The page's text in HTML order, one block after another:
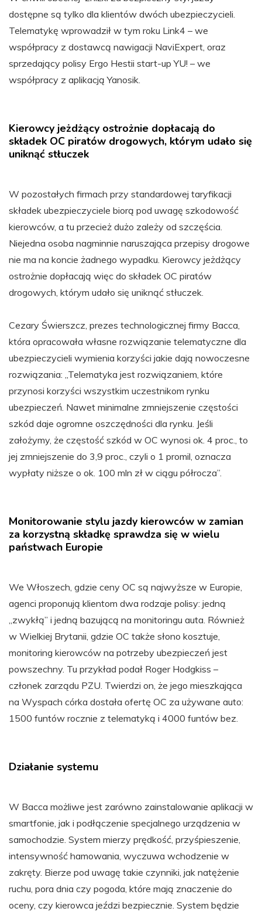
dostępne są tylko dla klientów dwóch ubezpieczycieli.
Telematykę wprowadził w tym roku Link4 – we
współpracy z dostawcą nawigacji NaviExpert, oraz
sprzedający polisy Ergo Hestii start-up YU! – we
współpracy z aplikacją Yanosik.
Kierowcy jeżdżący ostrożnie dopłacają do
składek OC piratów drogowych, którym udało się
uniknąć stłuczek
W pozostałych firmach przy standardowej taryfikacji
składek ubezpieczyciele biorą pod uwagę szkodowość
kierowców, a tu przecież dużo zależy od szczęścia.
Niejedna osoba nagminnie naruszająca przepisy drogowe
nie ma na koncie żadnego wypadku. Kierowcy jeżdżący
ostrożnie dopłacają więc do składek OC piratów
drogowych, którym udało się uniknąć stłuczek.
Cezary Świerszcz, prezes technologicznej firmy Bacca,
która opracowała własne rozwiązanie telematyczne dla
ubezpieczycieli wymienia korzyści jakie dają nowoczesne
rozwiązania: „Telematyka jest rozwiązaniem, które
przynosi korzyści wszystkim uczestnikom rynku
ubezpieczeń. Nawet minimalne zmniejszenie częstości
szkód daje ogromne oszczędności dla rynku. Jeśli
założymy, że częstość szkód w OC wynosi ok. 4 proc., to
jej zmniejszenie do 3,9 proc., czyli o 1 promil, oznacza
wypłaty niższe o ok. 100 mln zł w ciągu półrocza”.
Monitorowanie stylu jazdy kierowców w zamian
za korzystną składkę sprawdza się w wielu
państwach Europie
We Włoszech, gdzie ceny OC są najwyższe w Europie,
agenci proponują klientom dwa rodzaje polisy: jedną
„zwykłą” i jedną bazującą na monitoringu auta. Również
w Wielkiej Brytanii, gdzie OC także słono kosztuje,
monitoring kierowców na potrzeby ubezpieczeń jest
powszechny. Tu przykład podał Roger Hodgkiss –
członek zarządu PZU. Twierdzi on, że jego mieszkająca
na Wyspach córka dostała ofertę OC za używane auto:
1500 funtów rocznie z telematyką i 4000 funtów bez.
Działanie systemu
W Bacca możliwe jest zarówno zainstalowanie aplikacji w
smartfonie, jak i podłączenie specjalnego urządzenia w
samochodzie. System mierzy prędkość, przyśpieszenie,
intensywność hamowania, wyczuwa wchodzenie w
zakręty. Bierze pod uwagę takie czynniki, jak natężenie
ruchu, pora dnia czy pogoda, które mają znaczenie do
oceny, czy kierowca jeździ bezpiecznie. System będzie